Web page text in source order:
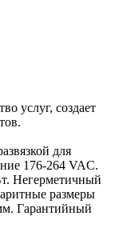
услуг, создает
для
176-264 VAC.
Негерметичный
размеры
Гарантийный